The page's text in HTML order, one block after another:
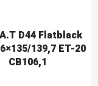
D44 Flatblack
139,7 ET-20
CB106,1